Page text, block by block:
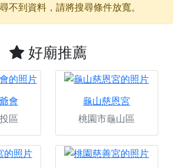
不到資料，請將搜尋條件放寬。
好廟推薦
會
區
龜山慈恩宮
桃園市龜山區